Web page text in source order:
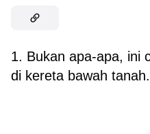
1. Bukan apa-apa, ini
di kereta bawah tanah.